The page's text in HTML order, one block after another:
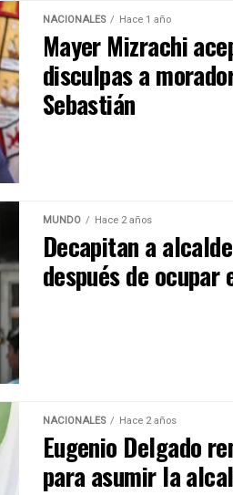
NACIONALES Hace 1 año
Mayer Mizrachi
disculpas a
Sebastián
MUNDO Hace 2 años
Decapitan a
después de ocupar
NACIONALES Hace 2 años
Eugenio Delgado
para asumir la